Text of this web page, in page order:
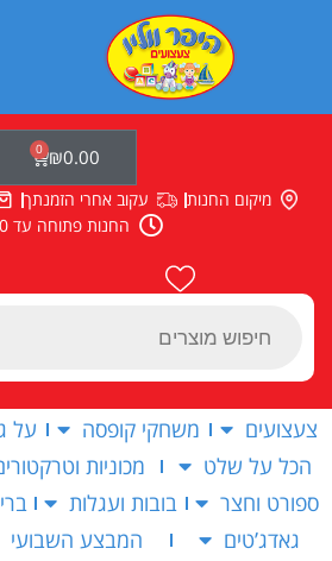
Products
₪0.00
0
עגלת
קניות
מיקום החנות עקוב אחרי הזמנתך
החנות פתוחה עד 20:00
צעצועים משחקי קופסה על
הכל על שלט
מכוניות
ספורט וחצר
בובות ועגלות
גאדג’טים
המבצע השבועי